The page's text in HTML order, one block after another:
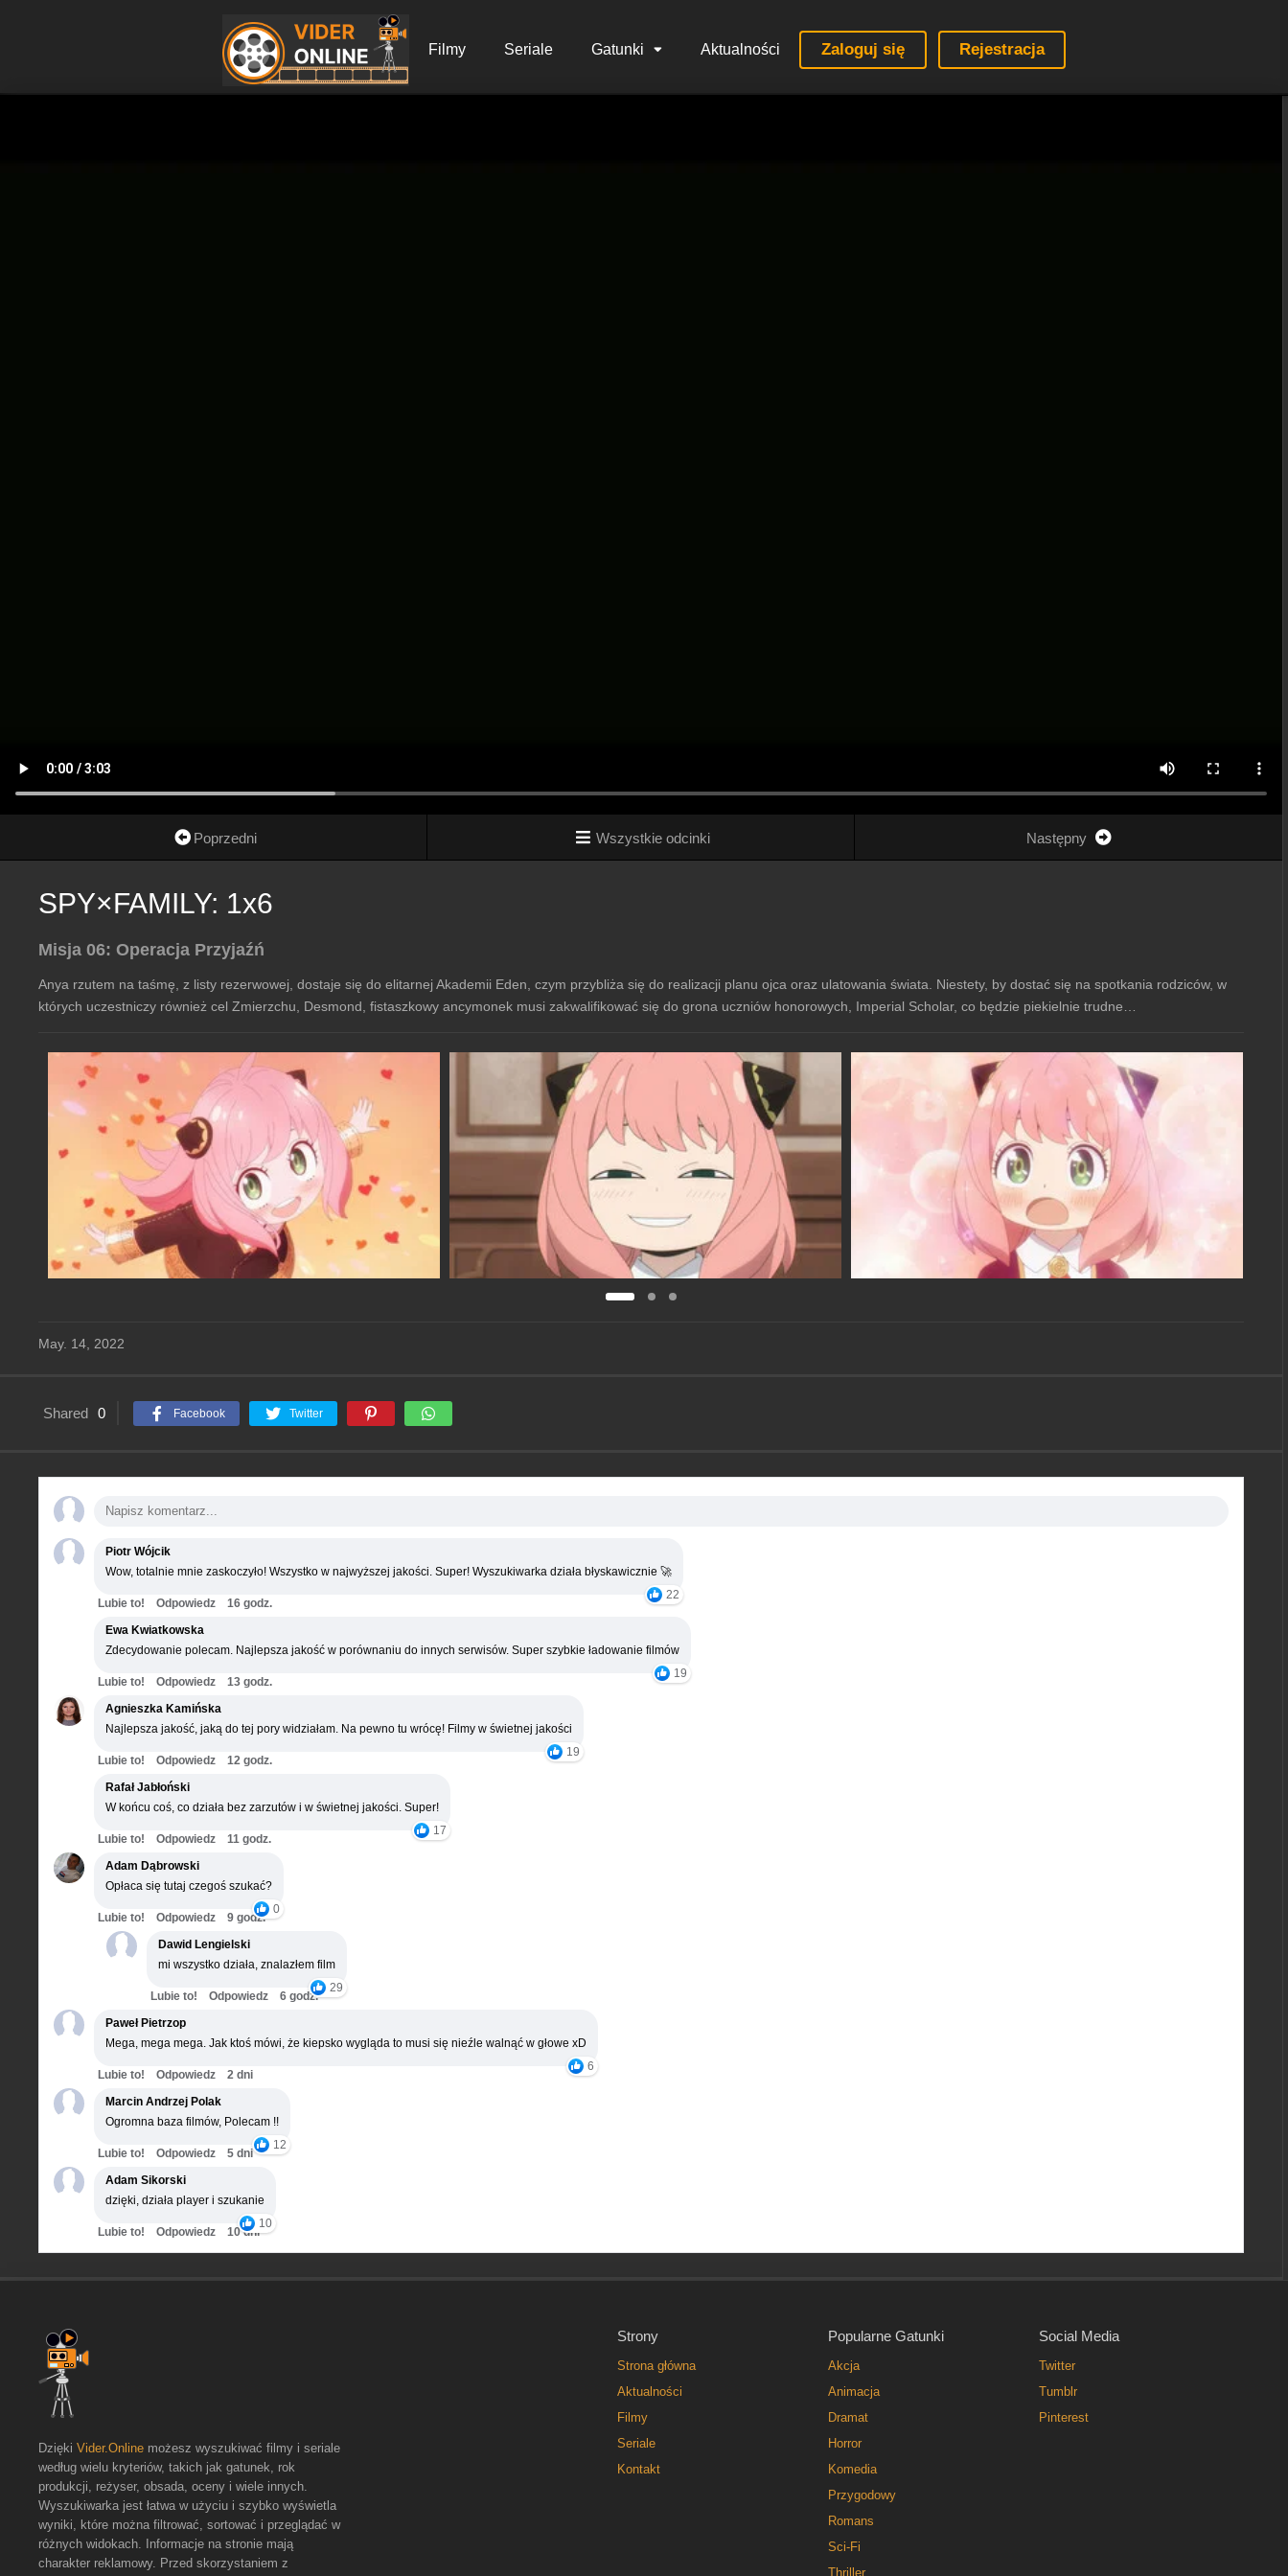
Filmy Seriale Gatunki Aktualności Zaloguj się Rejestracja
Poprzedni Wszystkie odcinki Następny
SPY×FAMILY: 1x6
Misja 06: Operacja Przyjaźń
Anya rzutem na taśmę, z listy rezerwowej, dostaje się do elitarnej Akademii Eden, czym przybliża się do realizacji planu ojca oraz ulatowania świata. Niestety, by dostać się na spotkania rodziców, w
których uczestniczy również cel Zmierzchu, Desmond, fistaszkowy ancymonek musi zakwalifikować się do grona uczniów honorowych, Imperial Scholar, co będzie piekielnie trudne…
May. 14, 2022
Shared 0 Facebook Twitter
Piotr Wójcik
Wow, totalnie mnie zaskoczyło! Wszystko w najwyższej jakości. Super! Wyszukiwarka działa błyskawicznie 🚀
22
Lubie to! Odpowiedz
16 godz.
Ewa Kwiatkowska
Zdecydowanie polecam. Najlepsza jakość w porównaniu do innych serwisów. Super szybkie ładowanie filmów
19
Lubie to! Odpowiedz
13 godz.
Agnieszka Kamińska
Najlepsza jakość, jaką do tej pory widziałam. Na pewno tu wrócę! Filmy w świetnej jakości
19
Lubie to! Odpowiedz
12 godz.
Rafał Jabłoński
W końcu coś, co działa bez zarzutów i w świetnej jakości. Super!
17
Lubie to! Odpowiedz
11 godz.
Adam Dąbrowski
Opłaca się tutaj czegoś szukać?
0
Lubie to! Odpowiedz
9 godz.
Dawid Lengielski
mi wszystko działa, znalazłem film
29
Lubie to! Odpowiedz
6 godz.
Paweł Pietrzop
Mega, mega mega. Jak ktoś mówi, że kiepsko wygląda to musi się nieźle walnąć w głowe xD
6
Lubie to! Odpowiedz
2 dni
Marcin Andrzej Polak
Ogromna baza filmów, Polecam !!
12
Lubie to! Odpowiedz
5 dni
Adam Sikorski
dzięki, działa player i szukanie
10
Lubie to! Odpowiedz 10 dni
Strony
Strona główna
Aktualności
Filmy
Seriale
Kontakt
Popularne Gatunki
Akcja
Animacja
Dramat
Horror
Komedia
Przygodowy
Romans
Sci-Fi
Thriller
Social Media
Twitter
Tumblr
Pinterest
Dzięki Vider.Online możesz wyszukiwać filmy i seriale
według wielu kryteriów, takich jak gatunek, rok
produkcji, reżyser, obsada, oceny i wiele innych.
Wyszukiwarka jest łatwa w użyciu i szybko wyświetla
wyniki, które można filtrować, sortować i przeglądać w
różnych widokach. Informacje na stronie mają
charakter reklamowy. Przed skorzystaniem z